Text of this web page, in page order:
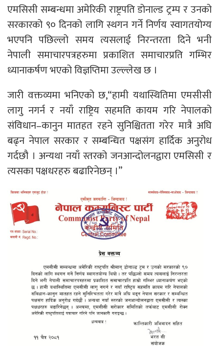
एमसिसी सम्बन्धमा अमेरिकी राष्ट्रपति डोनाल्ड ट्रम्प र उनको
सरकारको ९० दिनको लागि स्थगन गर्ने निर्णय स्वागतयोग्य
भएपनि पछिल्लो समय त्यसलाई निरन्तरता दिने भनी
नेपाली समाचारपत्रहरुमा प्रकाशित समाचारप्रति गम्भिर
ध्यानाकर्षण भएको विज्ञप्तिमा उल्ल्लेख छ ।
जारी वक्तव्यमा भनिएको छ,“हामी यथास्थितिमा एमसीसी
लागु नगर्न र नयाँ राष्ट्रिय सहमति कायम गरि नेपालको
संविधान–कानुन मातहत रहने सुनिश्चितता गरेर मात्रै अघि
बढ्न नेपाल सरकार र सम्बन्धित पक्षसंग हार्दिक अनुरोध
गर्दछौ । अन्यथा नयाँ स्तरको जनआन्दोलनद्वारा एमसिसी र
त्यसका पक्षधरहरु बढारिनेछन् ।”